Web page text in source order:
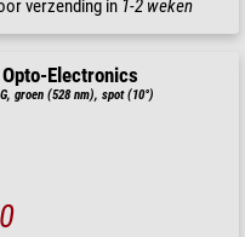
verzending in 1-2 weken
Electronics
groen (528 nm), spot (10°)